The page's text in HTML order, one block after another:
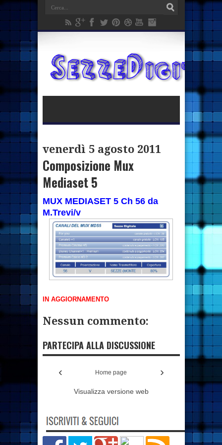
venerdì 5 agosto 2011
Composizione Mux
Mediaset 5
MUX MEDIASET 5 Ch 56 da
M.Trevi/v
IN AGGIORNAMENTO
Nessun commento:
PARTECIPA ALLA DISCUSSIONE
‹ ›
Home page
Visualizza versione web